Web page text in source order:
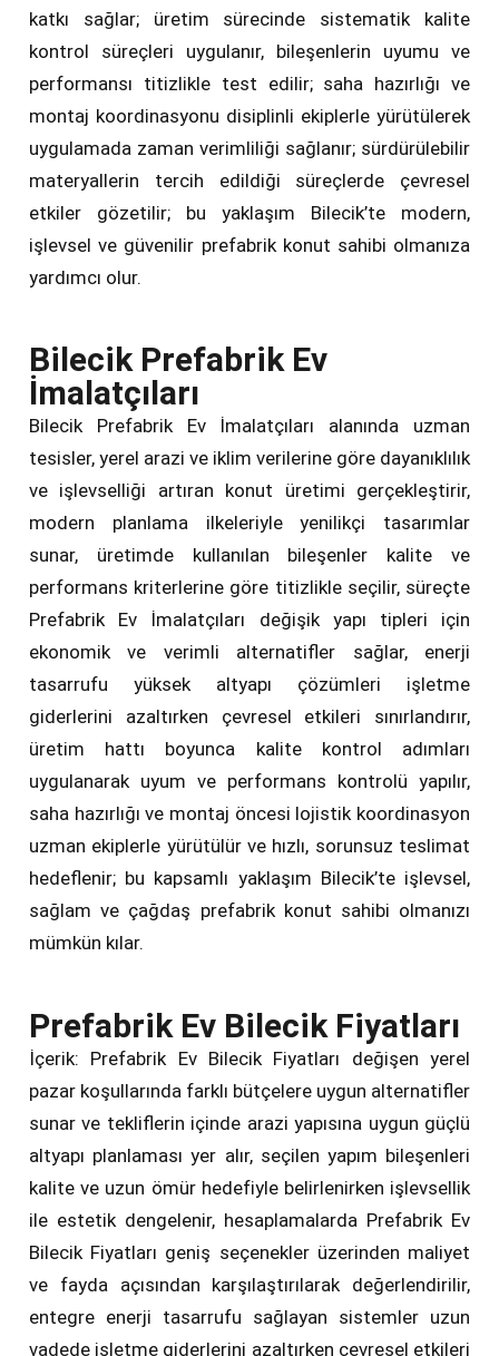
katkı sağlar; üretim sürecinde sistematik kalite
kontrol süreçleri uygulanır, bileşenlerin uyumu ve
performansı titizlikle test edilir; saha hazırlığı ve
montaj koordinasyonu disiplinli ekiplerle yürütülerek
uygulamada zaman verimliliği sağlanır; sürdürülebilir
materyallerin tercih edildiği süreçlerde çevresel
etkiler gözetilir; bu yaklaşım Bilecik’te modern,
işlevsel ve güvenilir prefabrik konut sahibi olmanıza
yardımcı olur.
Bilecik Prefabrik Ev
İmalatçıları
Bilecik Prefabrik Ev İmalatçıları alanında uzman
tesisler, yerel arazi ve iklim verilerine göre dayanıklılık
ve işlevselliği artıran konut üretimi gerçekleştirir,
modern planlama ilkeleriyle yenilikçi tasarımlar
sunar, üretimde kullanılan bileşenler kalite ve
performans kriterlerine göre titizlikle seçilir, süreçte
Prefabrik Ev İmalatçıları değişik yapı tipleri için
ekonomik ve verimli alternatifler sağlar, enerji
tasarrufu yüksek altyapı çözümleri işletme
giderlerini azaltırken çevresel etkileri sınırlandırır,
üretim hattı boyunca kalite kontrol adımları
uygulanarak uyum ve performans kontrolü yapılır,
saha hazırlığı ve montaj öncesi lojistik koordinasyon
uzman ekiplerle yürütülür ve hızlı, sorunsuz teslimat
hedeflenir; bu kapsamlı yaklaşım Bilecik’te işlevsel,
sağlam ve çağdaş prefabrik konut sahibi olmanızı
mümkün kılar.
Prefabrik Ev Bilecik Fiyatları
İçerik: Prefabrik Ev Bilecik Fiyatları değişen yerel
pazar koşullarında farklı bütçelere uygun alternatifler
sunar ve tekliflerin içinde arazi yapısına uygun güçlü
altyapı planlaması yer alır, seçilen yapım bileşenleri
kalite ve uzun ömür hedefiyle belirlenirken işlevsellik
ile estetik dengelenir, hesaplamalarda Prefabrik Ev
Bilecik Fiyatları geniş seçenekler üzerinden maliyet
ve fayda açısından karşılaştırılarak değerlendirilir,
entegre enerji tasarrufu sağlayan sistemler uzun
vadede işletme giderlerini azaltırken çevresel etkileri